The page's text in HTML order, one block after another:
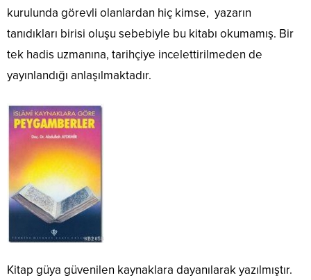
kurulunda görevli olanlardan hiç kimse, yazarın
tanıdıkları birisi oluşu sebebiyle bu kitabı okumamış. Bir
tek hadis uzmanına, tarihçiye incelettirilmeden de
yayınlandığı anlaşılmaktadır.
Kitap güya güvenilen kaynaklara dayanılarak yazılmıştır.